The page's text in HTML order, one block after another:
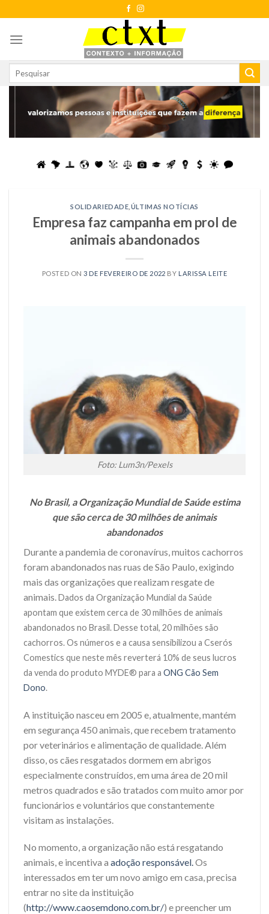
to
content
SOLIDARIEDADE ÚLTIMAS NOTÍCIAS
Empresa faz campanha em prol de
animais abandonados
POSTED ON3 DE FEVEREIRO DE 2022 BY LARISSA LEITE
Foto: Lum3n/Pexels
No Brasil, a Organização Mundial de Saúde estima
que são cerca de 30 milhões de animais
abandonados
Durante a pandemia de coronavírus, muitos cachorros
foram abandonados nas ruas de São Paulo, exigindo
mais das organizações que realizam resgate de
animais.Dados da Organização Mundial da Saúde
apontam que existem cerca de 30 milhões de animais
abandonados no Brasil. Desse total, 20 milhões são
cachorros. Os números e a causa sensibilizou a Cserós
Comestics que neste mês reverterá 10% de seus lucros
da venda do produto MYDE® para a ONG Cão Sem
Dono.
A instituição nasceu em 2005 e, atualmente, mantém
em segurança 450 animais, que recebem tratamento
por veterinários e alimentação de qualidade. Além
disso, os cães resgatados dormem em abrigos
especialmente construídos, em uma área de 20 mil
metros quadrados e são tratados com muito amor por
funcionários e voluntários que constantemente
visitam as instalações.
No momento, a organização não está resgatando
animais, e incentiva a adoção responsável.Os
interessados em ter um novo amigo em casa, precisa
entrar no site da instituição
(http://www.caosemdono.com.br/) e preencher um